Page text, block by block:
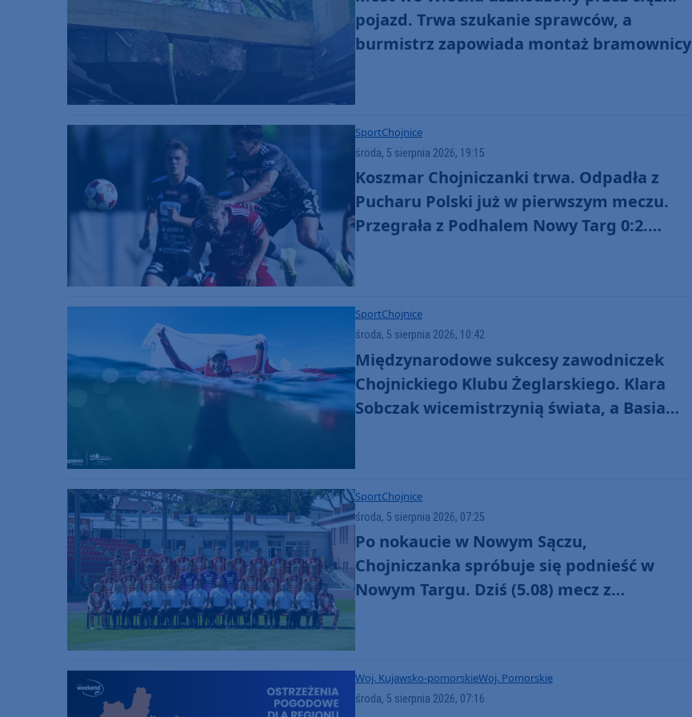
pojazd. Trwa szukanie sprawców, a
burmistrz zapowiada montaż bramownicy
SportChojnice
środa, 5 sierpnia 2026, 19:15
Koszmar Chojniczanki trwa. Odpadła z
Pucharu Polski już w pierwszym meczu.
Przegrała z Podhalem Nowy Targ 0:2.
SportChojnice
środa, 5 sierpnia 2026, 10:42
Międzynarodowe sukcesy zawodniczek
Chojnickiego Klubu Żeglarskiego. Klara
Sobczak wicemistrzynią świata, a Basia
SportChojnice
środa, 5 sierpnia 2026, 07:25
Po nokaucie w Nowym Sączu,
Chojniczanka spróbuje się podnieść w
Nowym Targu. Dziś (5.08) mecz z
Woj. Kujawsko-pomorskieWoj. Pomorskie
środa, 5 sierpnia 2026, 07:16